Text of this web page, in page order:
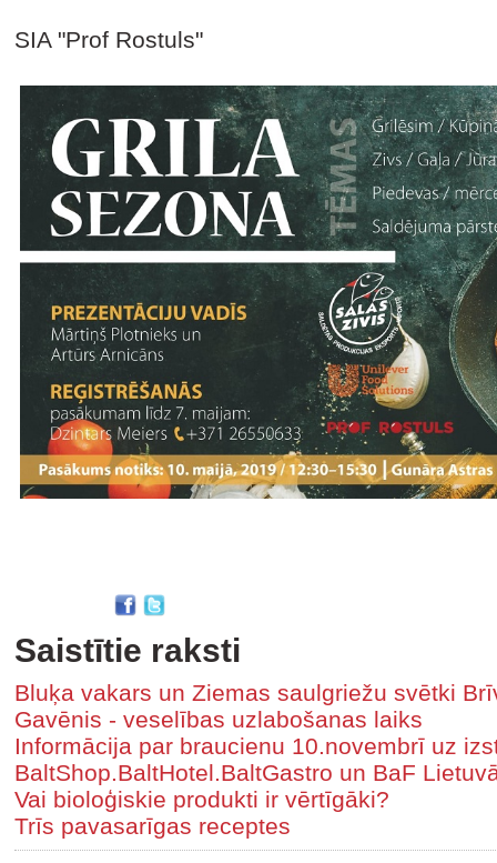
SIA "Prof Rostuls"
Saistītie raksti
Bluķa vakars un Ziemas saulgriežu svētki
Gavēnis - veselības uzlabošanas laiks
Informācija par braucienu 10.novembrī uz
BaltShop.BaltHotel.BaltGastro un BaF
Vai bioloģiskie produkti ir vērtīgāki?
Trīs pavasarīgas receptes